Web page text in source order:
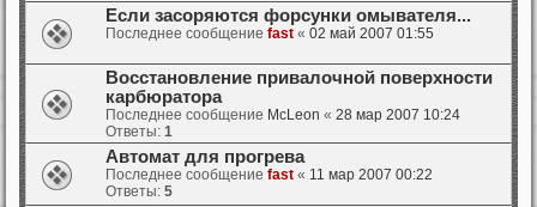
Если засоряются форсунки омывателя...
Последнее сообщение fast « 02 май 2007 01:55
Восстановление привалочной поверхности
карбюратора
Последнее сообщение McLeon « 28 мар 2007 10:24
Ответы: 1
Автомат для прогрева
Последнее сообщение fast « 11 мар 2007 00:22
Ответы: 5